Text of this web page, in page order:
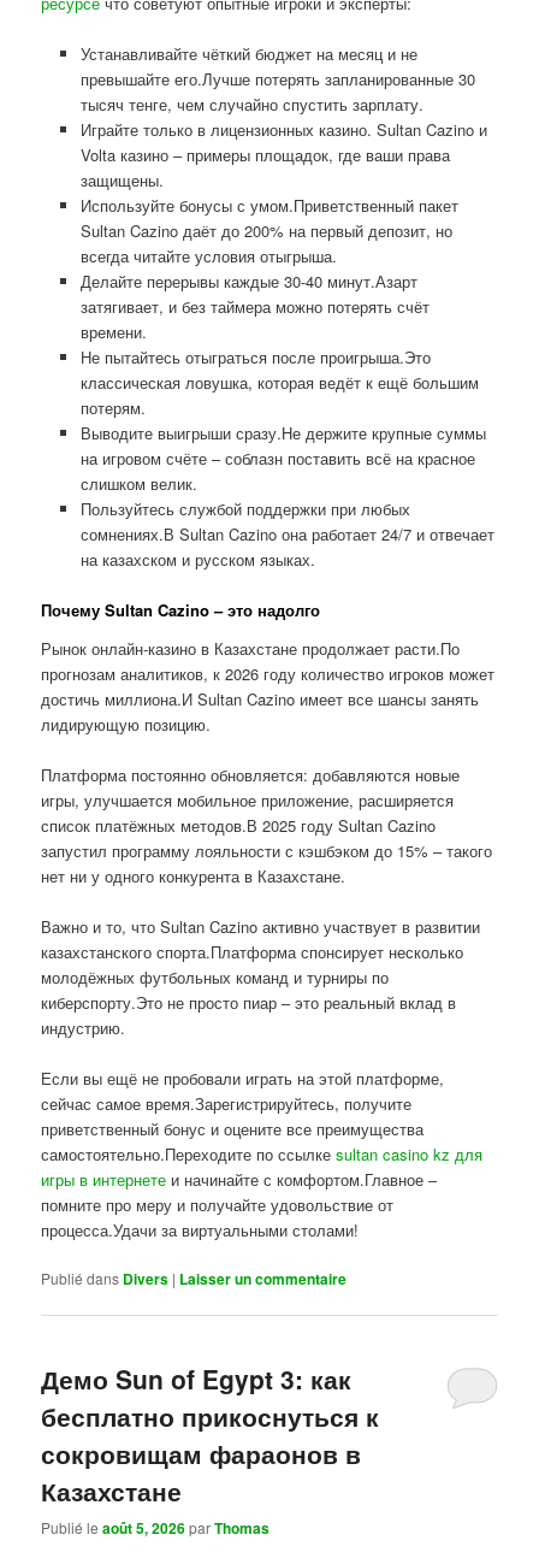
Устанавливайте чёткий бюджет на месяц и не
превышайте его.Лучше потерять запланированные 30
тысяч тенге, чем случайно спустить зарплату.
Играйте только в лицензионных казино. Sultan Cazino и
Volta казино – примеры площадок, где ваши права
защищены.
Используйте бонусы с умом.Приветственный пакет
Sultan Cazino даёт до 200% на первый депозит, но
всегда читайте условия отыгрыша.
Делайте перерывы каждые 30-40 минут.Азарт
затягивает, и без таймера можно потерять счёт
времени.
Не пытайтесь отыграться после проигрыша.Это
классическая ловушка, которая ведёт к ещё большим
потерям.
Выводите выигрыши сразу.Не держите крупные суммы
на игровом счёте – соблазн поставить всё на красное
слишком велик.
Пользуйтесь службой поддержки при любых
сомнениях.В Sultan Cazino она работает 24/7 и отвечает
на казахском и русском языках.
Почему Sultan Cazino – это надолго
Рынок онлайн-казино в Казахстане продолжает расти.По
прогнозам аналитиков, к 2026 году количество игроков может
достичь миллиона.И Sultan Cazino имеет все шансы занять
лидирующую позицию.
Платформа постоянно обновляется: добавляются новые
игры, улучшается мобильное приложение, расширяется
список платёжных методов.В 2025 году Sultan Cazino
запустил программу лояльности с кэшбэком до 15% – такого
нет ни у одного конкурента в Казахстане.
Важно и то, что Sultan Cazino активно участвует в развитии
казахстанского спорта.Платформа спонсирует несколько
молодёжных футбольных команд и турниры по
киберспорту.Это не просто пиар – это реальный вклад в
индустрию.
Если вы ещё не пробовали играть на этой платформе,
сейчас самое время.Зарегистрируйтесь, получите
приветственный бонус и оцените все преимущества
самостоятельно.Переходите по ссылкеsultan casino kz для
игры в интернете и начинайте с комфортом.Главное –
помните про меру и получайте удовольствие от
процесса.Удачи за виртуальными столами!
Publié dans Divers | Laisser un commentaire
Демо Sun of Egypt 3: как
бесплатно прикоснуться к
сокровищам фараонов в
Казахстане
Publié leaoût 5, 2026parThomas